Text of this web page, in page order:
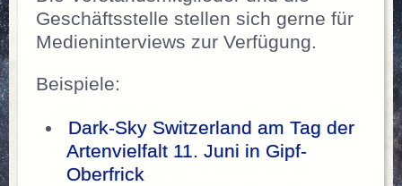
Geschäftsstelle stellen sich gerne für
Medieninterviews zur Verfügung.
Beispiele:
Dark-Sky Switzerland am Tag der
Artenvielfalt 11. Juni in Gipf-
Oberfrick